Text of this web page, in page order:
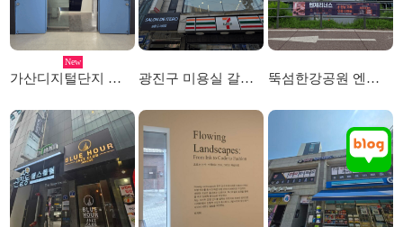
New
가산디지털단지 실내 스카시 간판 광진구 미용실 갈바채널 및 돌출간판 시공 뚝섬한강공원 엔제리너스 및 르엘캐슬 현수막시공